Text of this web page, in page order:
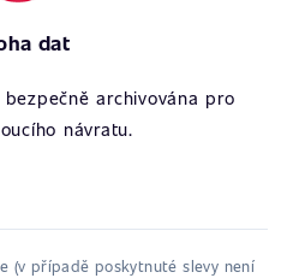
dat
archivována pro
návratu.
(v případě poskytnuté slevy není